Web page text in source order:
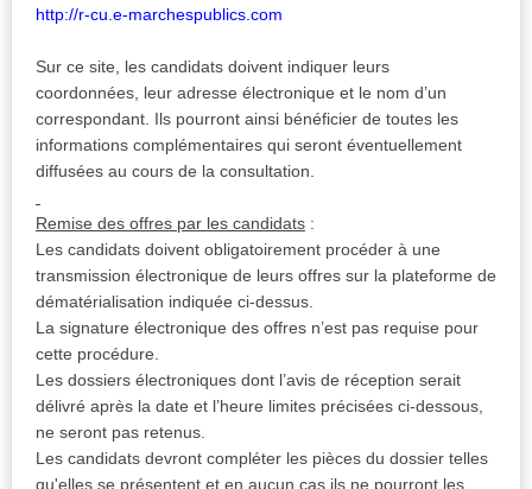
http://r-cu.e-marchespublics.com
Sur ce site, les candidats doivent indiquer leurs
coordonnées, leur adresse électronique et le nom d’un
correspondant. Ils pourront ainsi bénéficier de toutes les
informations complémentaires qui seront éventuellement
diffusées au cours de la consultation.
Remise des offres par les candidats :
Les candidats doivent obligatoirement procéder à une
transmission électronique de leurs offres sur la plateforme de
dématérialisation indiquée ci-dessus.
La signature électronique des offres n’est pas requise pour
cette procédure.
Les dossiers électroniques dont l’avis de réception serait
délivré après la date et l’heure limites précisées ci-dessous,
ne seront pas retenus.
Les candidats devront compléter les pièces du dossier telles
qu'elles se présentent et en aucun cas ils ne pourront les